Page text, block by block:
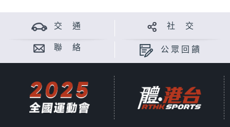
交 通 社 交
聯 絡 公眾回饋